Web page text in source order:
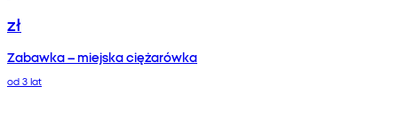
zł
Zabawka – miejska ciężarówka
od 3 lat